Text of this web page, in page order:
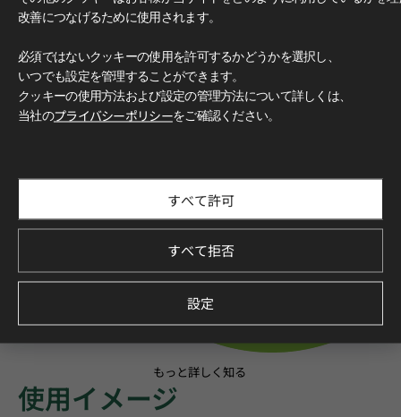
もっと詳しく知る
使用イメージ
改善につなげるために使用されます。
必須ではないクッキーの使用を許可するかどうかを選択し、
いつでも設定を管理することができます。
クッキーの使用方法および設定の管理方法について詳しくは、
当社のプライバシーポリシーをご確認ください。
すべて許可
すべて拒否
設定